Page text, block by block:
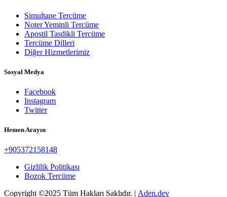
Simultane Tercüme
Noter Yeminli Tercüme
Apostil Tasdikli Tercüme
Tercüme Dilleri
Diğer Hizmetlerimiz
Sosyal Medya
Facebook
Instagram
Twitter
Hemen Arayın
+905372158148
Gizlilik Politikası
Bozok Tercüme
Copyright ©2025 Tüm Hakları Saklıdır. | Aden.dev